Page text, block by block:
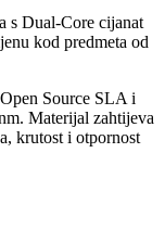
s Dual-Core cijanat
kod predmeta od
Source SLA i
Materijal zahtijeva
krutost i otpornost